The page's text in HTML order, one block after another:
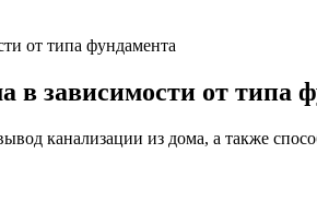
в зависимости от типа
канализации из дома, а также